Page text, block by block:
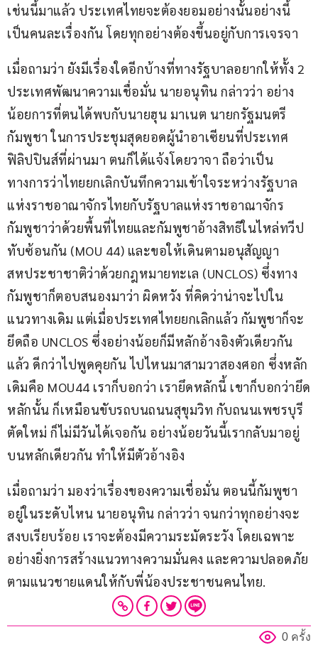
เช่นนี้มาแล้ว ประเทศไทยจะต้องยอมอย่างนั้นอย่างนี้
เป็นคนละเรื่องกัน โดยทุกอย่างต้องขึ้นอยู่กับการเจรจา
เมื่อถามว่า ยังมีเรื่องใดอีกบ้างที่ทางรัฐบาลอยากให้ทั้ง 2
ประเทศพัฒนาความเชื่อมั่น นายอนุทิน กล่าวว่า อย่าง
น้อยการที่ตนได้พบกับนายฮุน มาเนต นายกรัฐมนตรี
กัมพูชา ในการประชุมสุดยอดผู้นำอาเซียนที่ประเทศ
ฟิลิปปินส์ที่ผ่านมา ตนก็ได้แจ้งโดยวาจา ถือว่าเป็น
ทางการว่าไทยยกเลิกบันทึกความเข้าใจระหว่างรัฐบาล
แห่งราชอาณาจักรไทยกับรัฐบาลแห่งราชอาณาจักร
กัมพูชาว่าด้วยพื้นที่ไทยและกัมพูชาอ้างสิทธิในไหล่ทวีป
ทับซ้อนกัน (MOU 44) และขอให้เดินตามอนุสัญญา
สหประชาชาติว่าด้วยกฎหมายทะเล (UNCLOS) ซึ่งทาง
กัมพูชาก็ตอบสนองมาว่า ผิดหวัง ที่คิดว่าน่าจะไปใน
แนวทางเดิม แต่เมื่อประเทศไทยยกเลิกแล้ว กัมพูชาก็จะ
ยึดถือ UNCLOS ซึ่งอย่างน้อยก็มีหลักอ้างอิงตัวเดียวกัน
แล้ว ดีกว่าไปพูดคุยกัน ไปไหนมาสามวาสองศอก ซึ่งหลัก
เดิมคือ MOU44 เราก็บอกว่า เรายึดหลักนี้ เขาก็บอกว่ายึด
หลักนั้น ก็เหมือนขับรถบนถนนสุขุมวิท กับถนนเพชรบุรี
ตัดใหม่ ก็ไม่มีวันได้เจอกัน อย่างน้อยวันนี้เรากลับมาอยู่
บนหลักเดียวกัน ทำให้มีตัวอ้างอิง
เมื่อถามว่า มองว่าเรื่องของความเชื่อมั่น ตอนนี้กัมพูชา
อยู่ในระดับไหน นายอนุทิน กล่าวว่า จนกว่าทุกอย่างจะ
สงบเรียบร้อย เราจะต้องมีความระมัดระวัง โดยเฉพาะ
อย่างยิ่งการสร้างแนวทางความมั่นคง และความปลอดภัย
ตามแนวชายแดนให้กับพี่น้องประชาชนคนไทย.
0 ครั้ง